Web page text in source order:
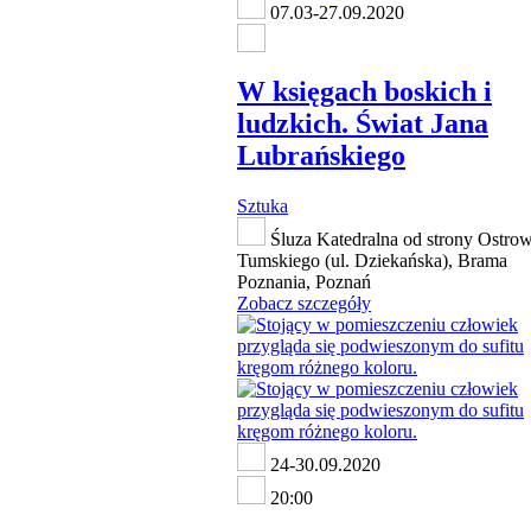
07.03-27.09.2020
W księgach boskich i
ludzkich. Świat Jana
Lubrańskiego
Sztuka
Śluza Katedralna od strony
Tumskiego (ul. Dziekańska), Brama
Poznania, Poznań
Zobacz szczegóły
24-30.09.2020
20:00